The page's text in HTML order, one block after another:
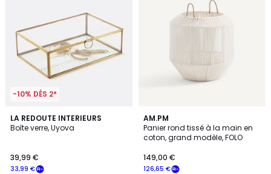
-10% DÈS 2*
LA REDOUTE INTERIEURS
Boîte verre, Uyova
33,99 €
39,99 €
4,7
/ 5
AM.PM
Panier rond tissé à la main en
coton, grand modèle, FOLO
126,65 €
149,00 €